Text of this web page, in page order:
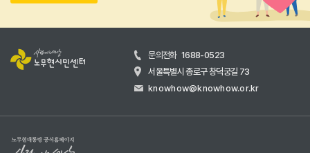
문의전화 1688-0523
서울특별시 종로구 창덕궁길 73
knowhow@knowhow.or.kr